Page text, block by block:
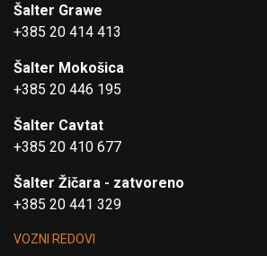
Šalter Grawe
+385 20 414 413
Šalter Mokošica
+385 20 446 195
Šalter Cavtat
+385 20 410 677
Šalter Žičara - zatvoreno
+385 20 441 329
VOZNI REDOVI